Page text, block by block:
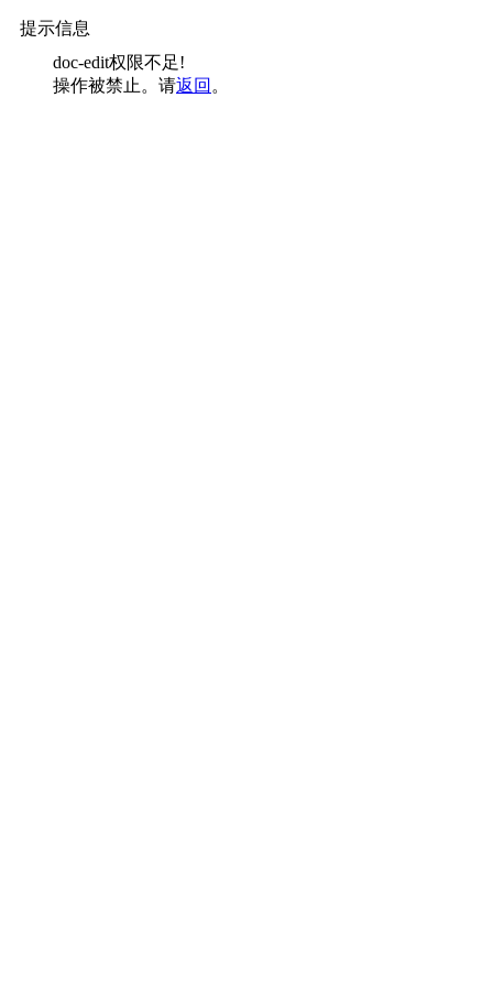
提示信息
doc-edit权限不足!
操作被禁止。请返回 。